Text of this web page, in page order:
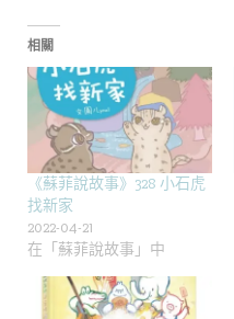
相關
《蘇菲說故事》328 小石虎
找新家
2022-04-21
在「蘇菲說故事」中